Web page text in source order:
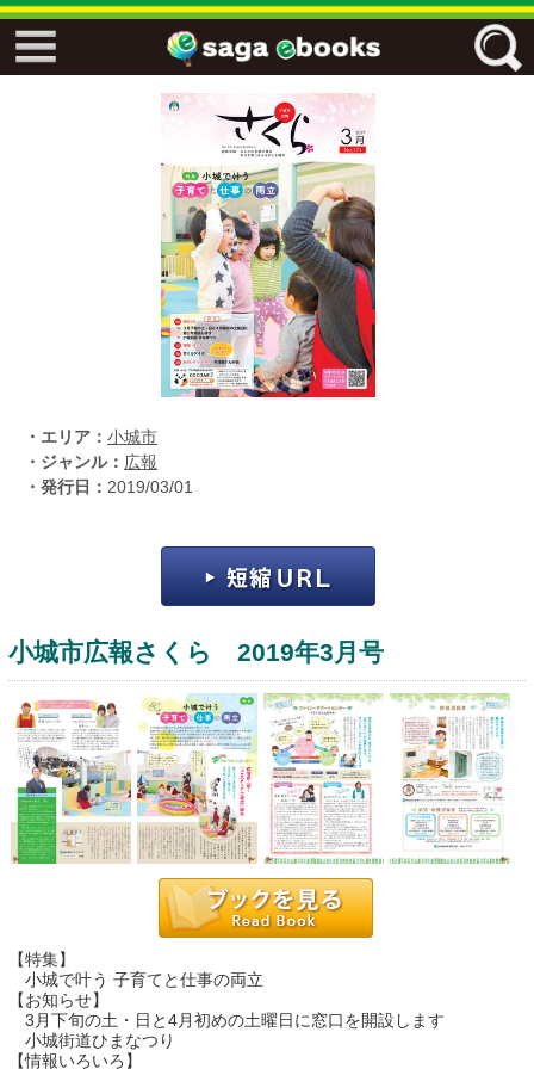
フリーワード
ジャンル
エリア
・エリア： 小城市
・ジャンル： 広報
・発行日： 2019/03/01
小城市広報さくら 2019年3月号
【特集】
小城で叶う 子育てと仕事の両立
【お知らせ】
3月下旬の土・日と4月初めの土曜日に窓口を開設します
小城街道ひまなつり
【情報いろいろ】
↓↓ ebooks専用本棚 ↓↓
運営：福博印刷
saga ebooksとは
よくある質問
サイトマップ
お問い合わせ